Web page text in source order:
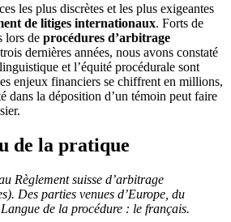
les plus discrètes et les plus exigeantes
de litiges internationaux. Forts de
lors de procédures d’arbitrage
dernières années, nous avons constaté
et l’équité procédurale sont
enjeux financiers se chiffrent en millions,
dans la déposition d’un témoin peut faire
de la pratique
Règlement suisse d’arbitrage
Des parties venues d’Europe, du
de la procédure : le français.